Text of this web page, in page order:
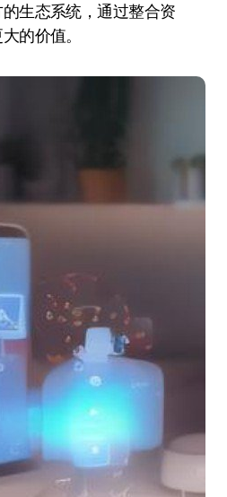
生态系统，通过整合资
的价值。